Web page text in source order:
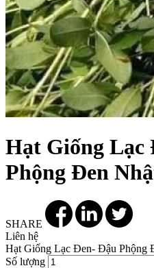
Hạt Giống Lạc
Phộng Đen
SHARE
Liên hệ
Hạt Giống Lạc Đen- Đậu Phộng
Số lượng